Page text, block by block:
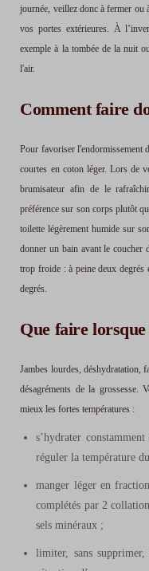
journée, veillez donc à fermer ou
vos portes extérieures. À
exemple à la tombée de la nuit
l'air.
Comment faire
Pour favoriser l'endormissement
courtes en coton léger. Lors de
brumisateur afin de le
préférence sur son corps plutôt
toilette légèrement humide sur
donner un bain avant le coucher
trop froide : à peine deux degrés
degrés.
Que faire
Jambes lourdes, déshydratation,
désagréments de la grossesse.
mieux les fortes températures :
s’hydrater
réguler la température
manger léger en
complétés par 2
sels minéraux ;
limiter, sans